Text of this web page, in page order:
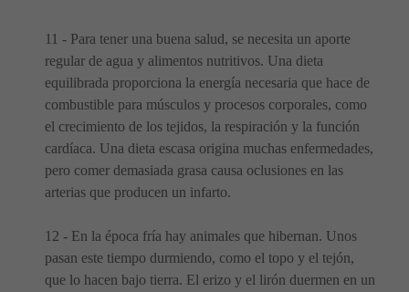
11 - Para tener una buena salud, se necesita un aporte
regular de agua y alimentos nutritivos. Una dieta
equilibrada proporciona la energía necesaria que hace de
combustible para músculos y procesos corporales, como
el crecimiento de los tejidos, la respiración y la función
cardíaca. Una dieta escasa origina muchas enfermedades,
pero comer demasiada grasa causa oclusiones en las
arterias que producen un infarto.
12 - En la época fría hay animales que hibernan. Unos
pasan este tiempo durmiendo, como el topo y el tejón,
que lo hacen bajo tierra. El erizo y el lirón duermen en un